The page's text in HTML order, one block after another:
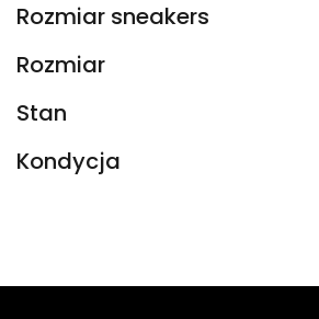
Rozmiar sneakers
Rozmiar
Stan
Kondycja